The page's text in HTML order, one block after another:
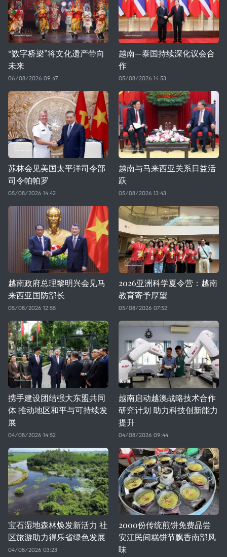
“数字桥梁”将文化遗产带向
未来
06/08/2026 09:47
越南—泰国持续深化议会合
作
05/08/2026 14:53
苏林会见美国太平洋司令部
司令帕帕罗
05/08/2026 14:42
越南与马来西亚关系日益活
跃
05/08/2026 13:43
越南政府总理黎明兴会见马
来西亚国防部长
05/08/2026 12:55
2026亚洲科学夏令营：越南
教育寄予厚望
05/08/2026 07:52
携手建设团结强大东盟共同
体 推动地区和平与可持续发
展
04/08/2026 14:52
越南启动越澳战略技术合作
研究计划 助力科技创新能力
提升
04/08/2026 09:44
宝石湿地森林焕发新活力 社
区旅游助力得乐省绿色发展
04/08/2026 03:23
2000份传统煎饼免费品尝
安江民间糕饼节飘香南部风
味